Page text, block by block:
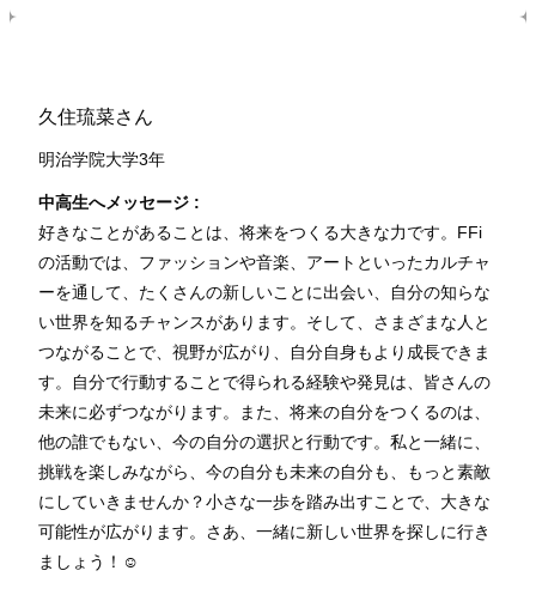
久住琉菜さん
明治学院大学3年
中高生へメッセージ :
好きなことがあることは、将来をつくる大きな力です。FFi
の活動では、ファッションや音楽、アートといったカルチャ
ーを通して、たくさんの新しいことに出会い、自分の知らな
い世界を知るチャンスがあります。そして、さまざまな人と
つながることで、視野が広がり、自分自身もより成長できま
す。自分で行動することで得られる経験や発見は、皆さんの
未来に必ずつながります。また、将来の自分をつくるのは、
他の誰でもない、今の自分の選択と行動です。私と一緒に、
挑戦を楽しみながら、今の自分も未来の自分も、もっと素敵
にしていきませんか？小さな一歩を踏み出すことで、大きな
可能性が広がります。さあ、一緒に新しい世界を探しに行き
ましょう！☺️